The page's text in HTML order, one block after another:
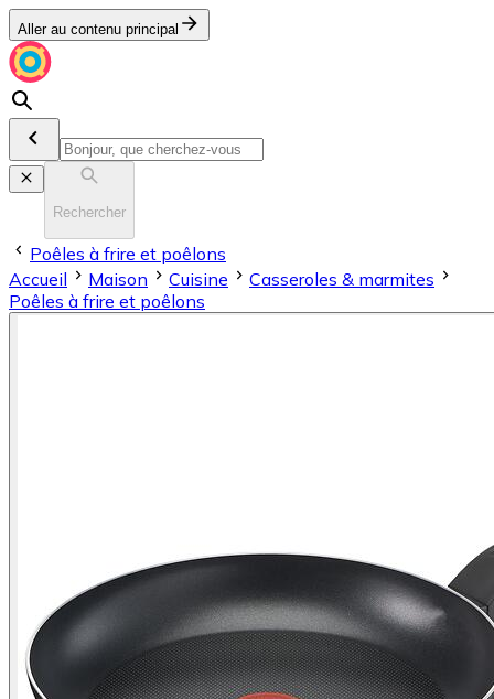
Aller au contenu principal
Rechercher
Poêles à frire et poêlons
Accueil
Maison Cuisine
Casseroles & marmites
Poêles à frire et poêlons